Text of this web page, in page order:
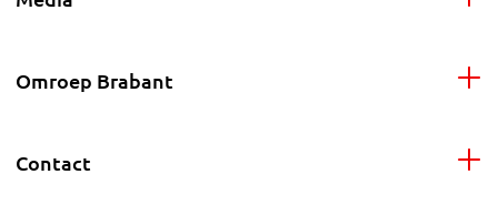
Omroep Brabant
Contact